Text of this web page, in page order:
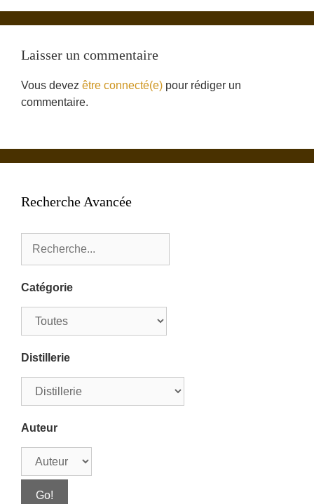
Laisser un commentaire
Vous devez être connecté(e) pour rédiger un
commentaire.
Recherche Avancée
Catégorie
Distillerie
Auteur